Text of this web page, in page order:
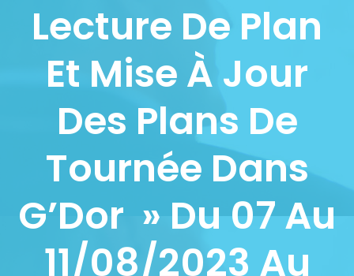
Lecture De Plan
Et Mise À Jour
Des Plans De
Tournée Dans
G’Dor » Du 07 Au
11/08/2023 Au